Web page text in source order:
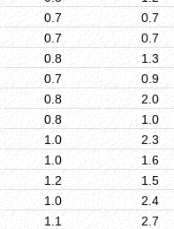
0.7 0.7
0.7 0.7
0.8 1.3
0.7 0.9
0.8 2.0
0.8 1.0
1.0 2.3
1.0 1.6
1.2 1.5
1.0 2.4
1.1 2.7